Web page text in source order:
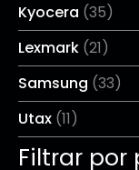
Kyocera (35)
Lexmark (21)
Samsung (33)
Utax (11)
Filtrar por